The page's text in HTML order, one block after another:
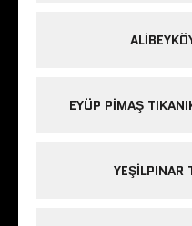
EYÜP PIMAŞ
YEŞILPINAR